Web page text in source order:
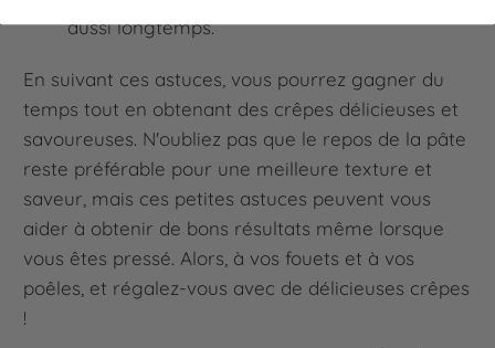
aussi longtemps.
En suivant ces astuces, vous pourrez gagner du
temps tout en obtenant des crêpes délicieuses et
savoureuses. N'oubliez pas que le repos de la pâte
reste préférable pour une meilleure texture et
saveur, mais ces petites astuces peuvent vous
aider à obtenir de bons résultats même lorsque
vous êtes pressé. Alors, à vos fouets et à vos
poêles, et régalez-vous avec de délicieuses crêpes
!